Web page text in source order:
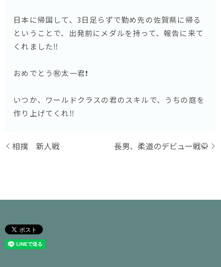
日本に帰国して、3日足らずで勤め先の佐賀県に帰る
ということで、出発前にメダルを持って、報告に来て
くれました‼️
おめでとう㊗️太一君❗️
いつか、ワールドクラスの君のスキルで、うちの庭を
作り上げてくれ‼️
相撲 新人戦 長男、柔道のデビュー戦🥋